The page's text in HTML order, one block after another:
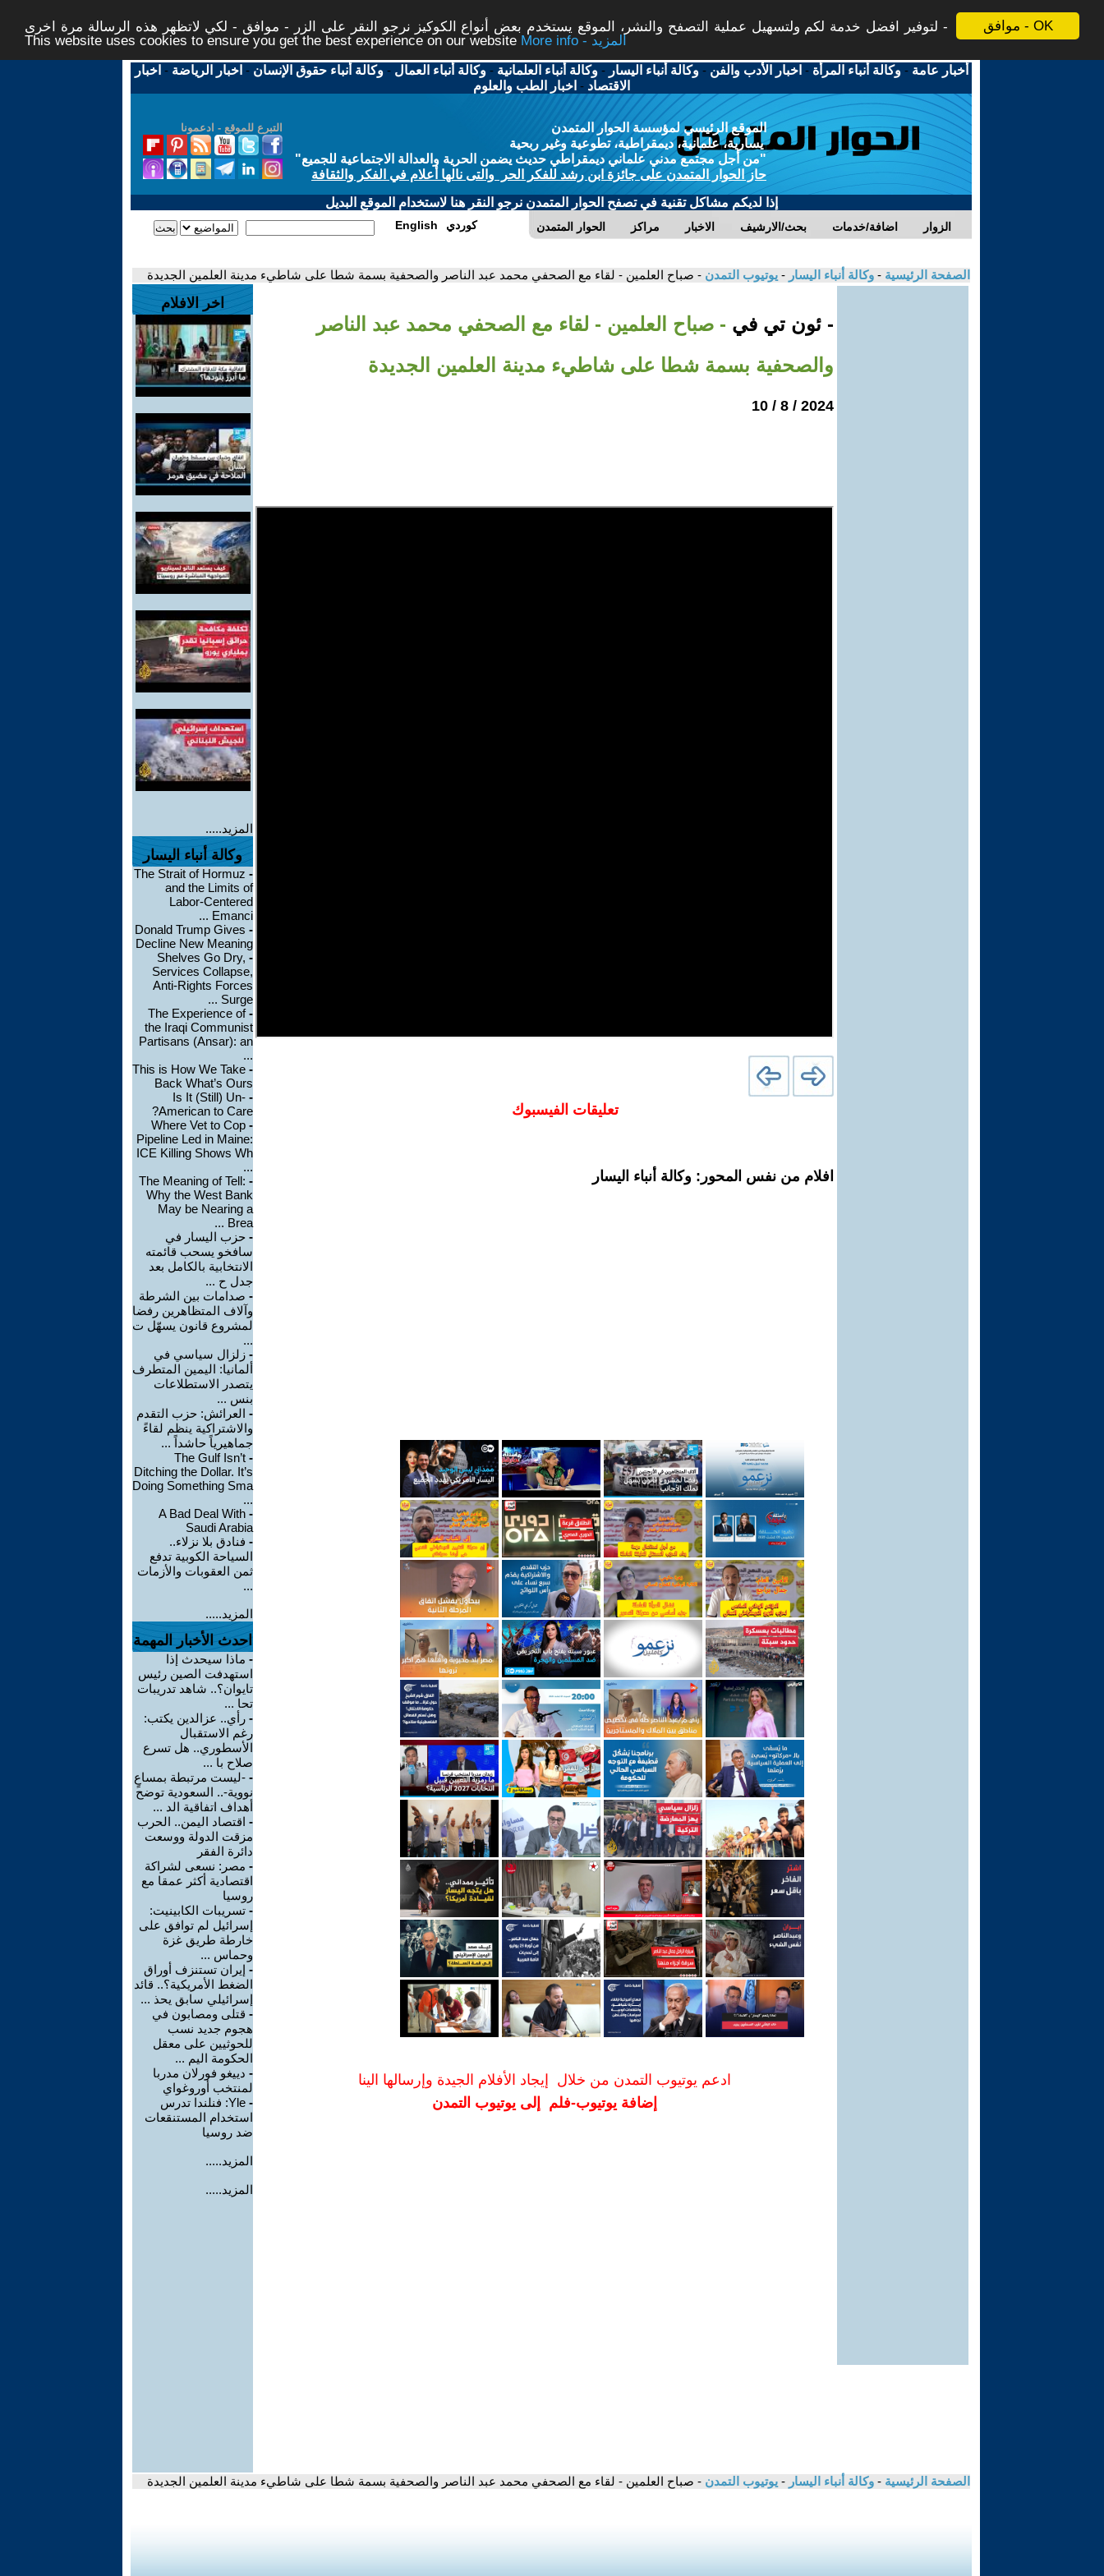
موافق - OK
لتوفير افضل خدمة لكم ولتسهيل عملية التصفح والنشر، الموقع يستخدم بعض أنواع الكوكيز نرجو النقر على الزر - موافق - لكي لاتظهر هذه الرسالة مرة اخرى -
This website uses cookies to ensure you get the best experience on our website
More info - المزيد
أخبار عامة -وكالة أنباء المرأة - اخبار الأدب والفن -وكالة أنباء اليسار -وكالة أنباء العلمانية -وكالة أنباء العمال -وكالة أنباء حقوق الإنسان - اخبار الرياضة - اخبار
الاقتصاد - اخبار الطب والعلوم
التبرع للموقع - ادعمونا
الموقع الرئيسي لمؤسسة الحوار المتمدن
يسارية، علمانية، ديمقراطية، تطوعية وغير ربحية
"من أجل مجتمع مدني علماني ديمقراطي حديث يضمن الحرية والعدالة الاجتماعية للجميع"
حاز الحوار المتمدن على جائزة ابن رشد للفكر الحر والتى نالها أعلام في الفكر والثقافة
إذا لديكم مشاكل تقنية في تصفح الحوار المتمدن نرجو النقر هنا لاستخدام الموقع البديل
الحوار المتمدن مراكز الاخبار بحث/الارشيف اضافة/خدمات الزوار English كوردي
الصفحة الرئيسية - وكالة أنباء اليسار - يوتيوب التمدن - صباح العلمين - لقاء مع الصحفي محمد عبد الناصر والصحفية بسمة شطا على شاطيء مدينة العلمين الجديدة
- ئون تي في - صباح العلمين - لقاء مع الصحفي محمد عبد الناصر
والصحفية بسمة شطا على شاطيء مدينة العلمين الجديدة
2024 / 8 / 10
تعليقات الفيسبوك
افلام من نفس المحور: وكالة أنباء اليسار
ادعم يوتيوب التمدن من خلال إيجاد الأفلام الجيدة وإرسالها الينا
إضافة يوتيوب-فلم إلى يوتيوب التمدن
اخر الافلام
المزيد.....
وكالة أنباء اليسار
-
The Strait of Hormuz
and the Limits of
Labor-Centered
Emanci ...
-
Donald Trump Gives
Decline New Meaning
-
Shelves Go Dry,
Services Collapse,
Anti-Rights Forces
Surge ...
-
The Experience of
the Iraqi Communist
Partisans (Ansar): an
...
-
This is How We Take
Back What’s Ours
-
Is It (Still) Un-
American to Care?
-
Where Vet to Cop
Pipeline Led in Maine:
ICE Killing Shows Wh
...
-
The Meaning of Tell:
Why the West Bank
May be Nearing a
Brea ...
- حزب اليسار في
سافخو يسحب قائمته
الانتخابية بالكامل بعد
جدل ح ...
- صدامات بين الشرطة
وآلاف المتظاهرين رفضا
لمشروع قانون يسهّل ت
...
- زلزال سياسي في
ألمانيا: اليمين المتطرف
يتصدر الاستطلاعات
بنس ...
- العرائش: حزب التقدم
والاشتراكية ينظم لقاءً
جماهيرياً حاشداً ...
-
The Gulf Isn’t
Ditching the Dollar. It’s
Doing Something Sma
...
-
A Bad Deal With
Saudi Arabia
- فنادق بلا نزلاء..
السياحة الكوبية تدفع
ثمن العقوبات والأزمات
...
المزيد.....
احدث الأخبار المهمة
- ماذا سيحدث إذا
استهدفت الصين رئيس
تايوان؟.. شاهد تدريبات
تحا ...
- رأي.. عزالدين يكتب:
رغم الاستقبال
الأسطوري.. هل تسرع
صلاح با ...
- -ليست مرتبطة بمساعٍ
نووية-.. السعودية توضح
أهداف اتفاقية الد ...
- اقتصاد اليمن.. الحرب
مزقت الدولة ووسعت
دائرة الفقر
- مصر: نسعى لشراكة
اقتصادية أكثر عمقا مع
روسيا
- تسريبات الكابينيت:
إسرائيل لم توافق على
خارطة طريق غزة
وحماس ...
- إيران تستنزف أوراق
الضغط الأمريكية؟.. قائد
إسرائيلي سابق يحذ ...
- قتلى ومصابون في
هجوم جديد نسب
للحوثيين على معقل
الحكومة اليم ...
- دييغو فورلان مدربا
لمنتخب أوروغواي
-
Yle: فنلندا تدرس
استخدام المستنقعات
ضد روسيا
المزيد.....
المزيد.....
الصفحة الرئيسية - وكالة أنباء اليسار - يوتيوب التمدن - صباح العلمين - لقاء مع الصحفي محمد عبد الناصر والصحفية بسمة شطا على شاطيء مدينة العلمين الجديدة